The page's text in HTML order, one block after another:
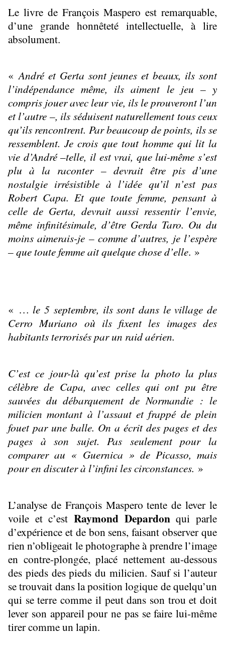
Le livre de François Maspero est remarquable,
d’une grande honnêteté intellectuelle, à lire
absolument.
«André et Gerta sont jeunes et beaux, ils sont
l’indépendance même, ils aiment le jeu – y
compris jouer avec leur vie, ils le prouveront l’un
et l’autre –, ils séduisent naturellement tous ceux
qu’ils rencontrent. Par beaucoup de points, ils se
ressemblent. Je crois que tout homme qui lit la
vie d’André –telle, il est vrai, que lui-même s’est
plu à la raconter – devrait être pis d’une
nostalgie irrésistible à l’idée qu’il n’est pas
Robert Capa. Et que toute femme, pensant à
celle de Gerta, devrait aussi ressentir l’envie,
même infinitésimale, d’être Gerda Taro. Ou du
moins aimerais-je – comme d’autres, je l’espère
– que toute femme ait quelque chose d’elle. »
« … le 5 septembre, ils sont dans le village de
Cerro Muriano où ils fixent les images des
habitants terrorisés par un raid aérien.
C’est ce jour-là qu’est prise la photo la plus
célèbre de Capa, avec celles qui ont pu être
sauvées du débarquement de Normandie : le
milicien montant à l’assaut et frappé de plein
fouet par une balle. On a écrit des pages et des
pages à son sujet. Pas seulement pour la
comparer au « Guernica » de Picasso, mais
pour en discuter à l’infini les circonstances. »
L’analyse de François Maspero tente de lever le
voile et c’est Raymond Depardonqui parle
d’expérience et de bon sens, faisant observer que
rien n’obligeait le photographe à prendre l’image
en contre-plongée, placé nettement au-dessous
des pieds des pieds du milicien. Sauf si l’auteur
se trouvait dans la position logique de quelqu’un
qui se terre comme il peut dans son trou et doit
lever son appareil pour ne pas se faire lui-même
tirer comme un lapin.